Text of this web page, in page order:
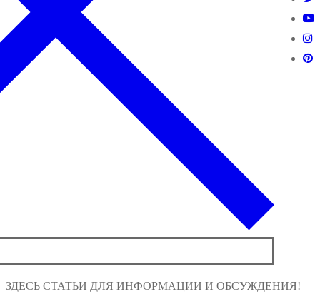
ЗДЕСЬ СТАТЬИ ДЛЯ ИНФОРМАЦИИ И ОБСУЖДЕНИЯ!